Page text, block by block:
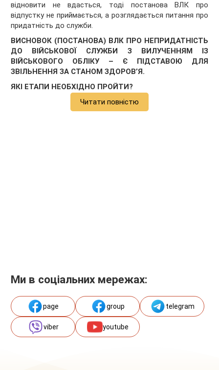
відновити не вдасться, тоді постанова ВЛК про
відпустку не приймається, а розглядається питання про
придатність до служби.
ВИСНОВОК (ПОСТАНОВА) ВЛК ПРО НЕПРИДАТНІСТЬ
ДО ВІЙСЬКОВОЇ СЛУЖБИ З ВИЛУЧЕННЯМ ІЗ
ВІЙСЬКОВОГО ОБЛІКУ – Є ПІДСТАВОЮ ДЛЯ
ЗВІЛЬНЕННЯ ЗА СТАНОМ ЗДОРОВ’Я.
ЯКІ ЕТАПИ НЕОБХІДНО ПРОЙТИ?
Читати повністю
Ми в соціальних мережах:
page group telegram
viber youtube